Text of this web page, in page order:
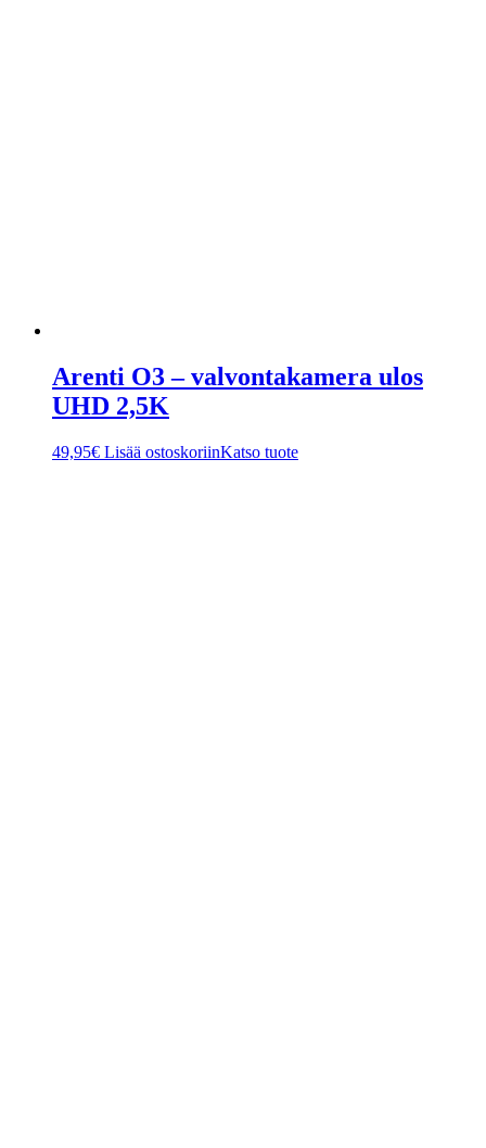
Arenti O3 – valvontakamera ulos
UHD 2,5K
49,95€ Lisää ostoskoriinKatso tuote